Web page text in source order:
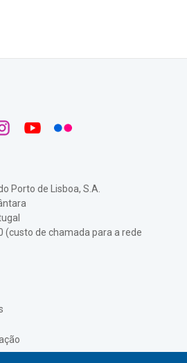
Porto de Lisboa, S.A.
(custo de chamada para a rede